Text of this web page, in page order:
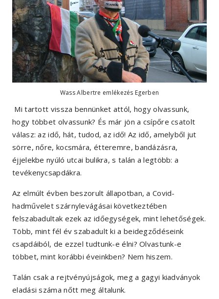
Wass Albertre emlékezés Egerben
Mi tartott vissza bennünket attól, hogy olvassunk,
hogy többet olvassunk? És már jön a csípőre csatolt
válasz: az idő, hát, tudod, az idő! Az idő, amelyből jut
sörre, nőre, kocsmára, étteremre, bandázásra,
éjjelekbe nyúló utcai bulikra, s talán a legtöbb: a
tevékenycsapdákra.
Az elmúlt évben beszorult állapotban, a Covid-
hadművelet szárnylevágásai következtében
felszabadultak ezek az időegységek, mint lehetőségek.
Több, mint fél év szabadult ki a beidegződéseink
csapdáiból, de ezzel tudtunk-e élni? Olvastunk-e
többet, mint korábbi éveinkben? Nem hiszem.
Talán csak a rejtvényújságok, meg a gagyi kiadványok
eladási száma nőtt meg általunk.